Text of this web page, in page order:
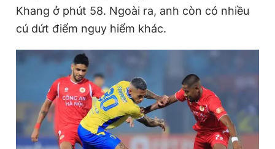
Theo dõi báo trên
0906 645 777
Liên hệ quảng cáo
0908 780 404
Đặt báo Quảng cáo RSS Tòa soạn Chính sách bảo
Khang ở phút 58. Ngoài ra, anh còn có nhiều
cú dứt điểm nguy hiểm khác.